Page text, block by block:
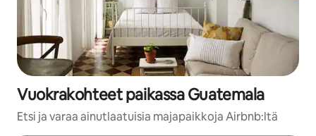
Vuokrakohteet paikassa Guatemala
Etsi ja varaa ainutlaatuisia majapaikkoja Airbnb:ltä